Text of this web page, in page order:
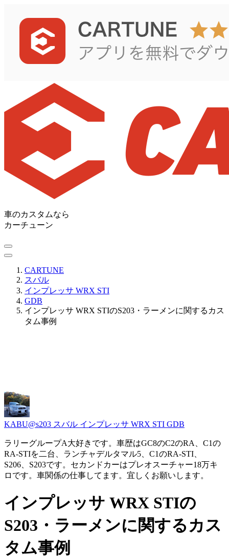
車のカスタムなら
カーチューン
CARTUNE
スバル
インプレッサ WRX STI
GDB
インプレッサ WRX STIのS203・ラーメンに関するカス
タム事例
KABU@s203 スバル インプレッサ WRX STI GDB
ラリーグループA大好きです。車歴はGC8のC2のRA、C1の
RA-STIを二台、ランチャデルタマル5、C1のRA-STI、
S206、S203です。セカンドカーはプレオスーチャー18万キ
ロです。車関係の仕事してます。宜しくお願いします。
インプレッサ WRX STIの
S203・ラーメンに関するカス
タム事例